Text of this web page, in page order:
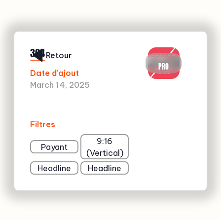
364
Date d'ajout
March 14, 2025
Filtres
Payant
9:16
(Vertical)
Headline
Headline
PRO
Retour